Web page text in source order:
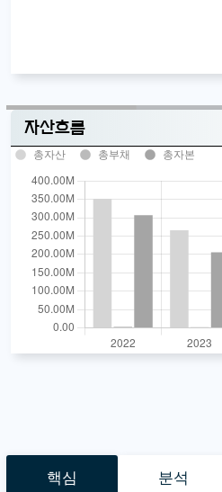
자산흐름
총자산 총부채 총자본
핵심 분석